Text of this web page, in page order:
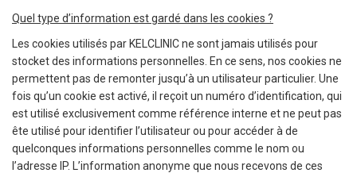
Quel type d’information est gardé dans les cookies ?
Les cookies utilisés par KELCLINIC ne sont jamais utilisés pour
stocket des informations personnelles. En ce sens, nos cookies ne
permettent pas de remonter jusqu’à un utilisateur particulier. Une
fois qu’un cookie est activé, il reçoit un numéro d’identification, qui
est utilisé exclusivement comme référence interne et ne peut pas
ête utilisé pour identifier l’utilisateur ou pour accéder à de
quelconques informations personnelles comme le nom ou
l’adresse IP. L’information anonyme que nous recevons de ces